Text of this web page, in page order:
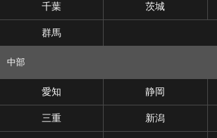
千葉 茨城
群馬
中部
愛知 静岡
三重 新潟